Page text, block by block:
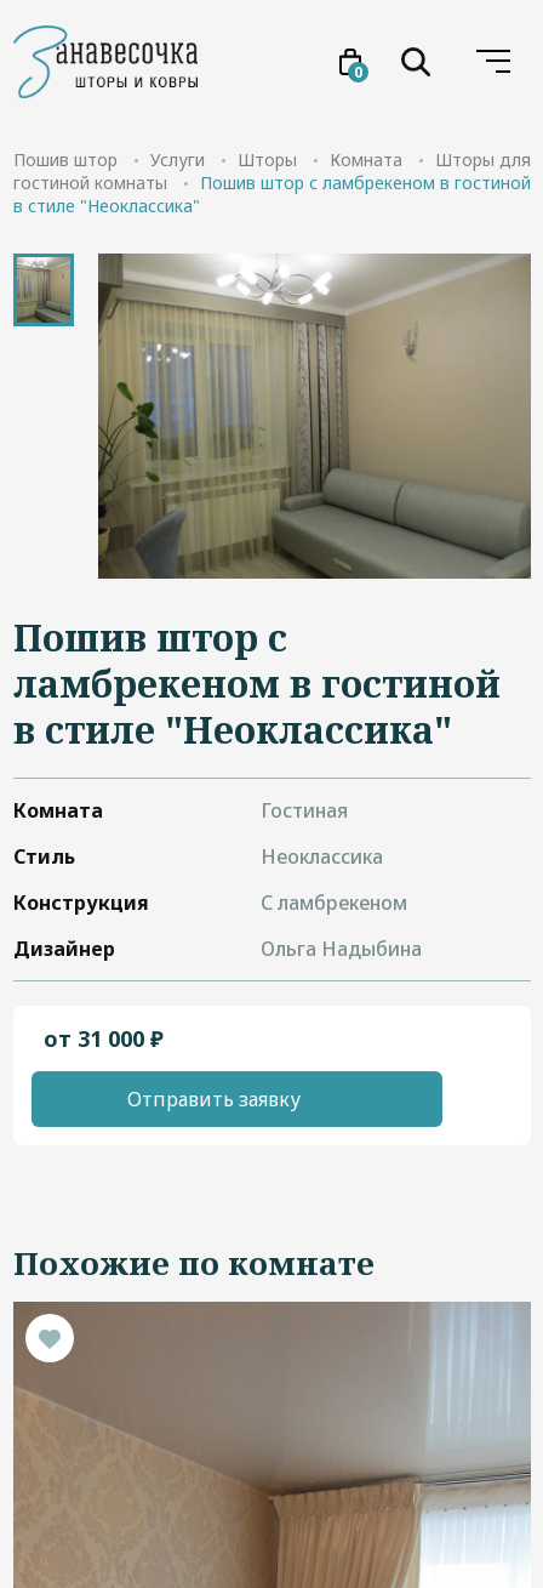
0
Услуги
Акции
Проекты
О нас
Отзывы
Дизайнерам
+7 (4822) 453-534
Пошив штор Услуги Шторы Комната
Шторы для
гостиной комнаты
Пошив штор с ламбрекеном в гостиной
в стиле "Неоклассика"
Пошив штор с
ламбрекеном в гостиной
в стиле "Неоклассика"
Комната
Гостиная
Стиль
Неоклассика
Конструкция
С ламбрекеном
Дизайнер
Ольга Надыбина
от 31 000 ₽
Отправить заявку
Похожие по комнате